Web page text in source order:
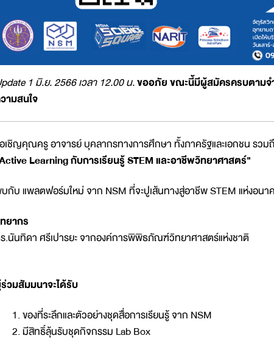
1 มิ.ย. 2566 เวลา 12.00 น.ขออภัย ขณะนี้มีผู้สมัครครบตาม
ามสนใจ
เชิญคุณครู อาจารย์ บุคลากรทางการศึกษา ทั้งภาครัฐและเอกชน รวมถึ
Learning กับการเรียนรู้ STEM และอาชีพวิทยาศาสตร์"
กับ แพลตฟอร์มใหม่ จาก NSM ที่จะปูเส้นทางสู่อาชีพ STEM แห่งอนา
ยากร
.นันทิดา ศรีเปารยะ จากองค์การพิพิธภัณฑ์วิทยาศาสตร์แห่งชาติ
วมสัมมนาจะได้รับ
ของที่ระลึกและตัวอย่างชุดสื่อการเรียนรู้ จาก NSM
มีสิทธิ์ลุ้นรับชุดกิจกรรม Lab Box